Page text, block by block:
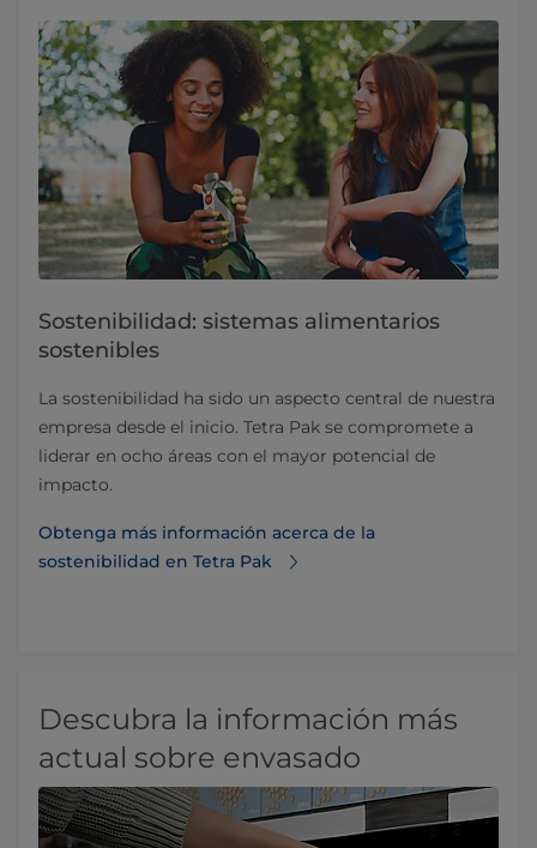
Sostenibilidad: sistemas alimentarios
sostenibles
La sostenibilidad ha sido un aspecto central de nuestra
empresa desde el inicio. Tetra Pak se compromete a
liderar en ocho áreas con el mayor potencial de
impacto.
Obtenga más información acerca de la
sostenibilidad en Tetra Pak
Descubra la información más
actual sobre envasado